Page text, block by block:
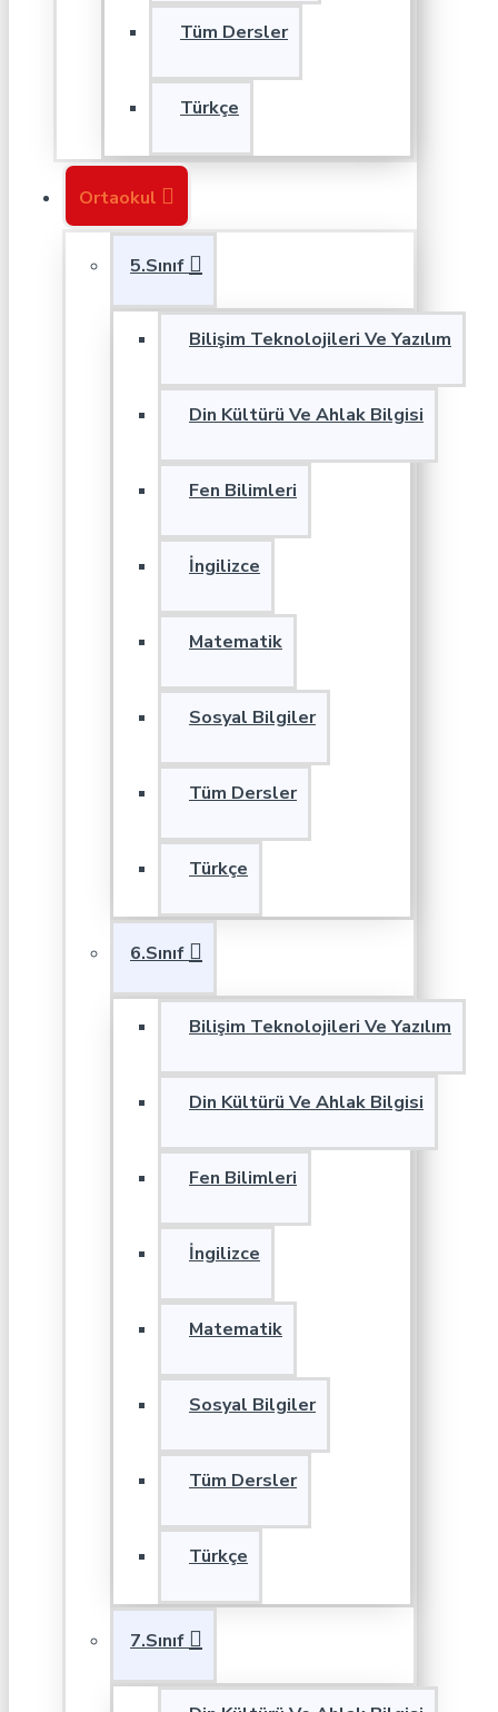
Tüm Dersler
Türkçe
Ortaokul
5.Sınıf
Bilişim Teknolojileri Ve Yazılım
Din Kültürü Ve Ahlak Bilgisi
Fen Bilimleri
İngilizce
Matematik
Sosyal Bilgiler
Tüm Dersler
Türkçe
6.Sınıf
Bilişim Teknolojileri Ve Yazılım
Din Kültürü Ve Ahlak Bilgisi
Fen Bilimleri
İngilizce
Matematik
Sosyal Bilgiler
Tüm Dersler
Türkçe
7.Sınıf